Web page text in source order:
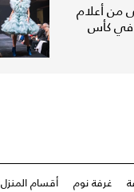
من أعلام
في كأس
غرفة نوم أقسام المنزل